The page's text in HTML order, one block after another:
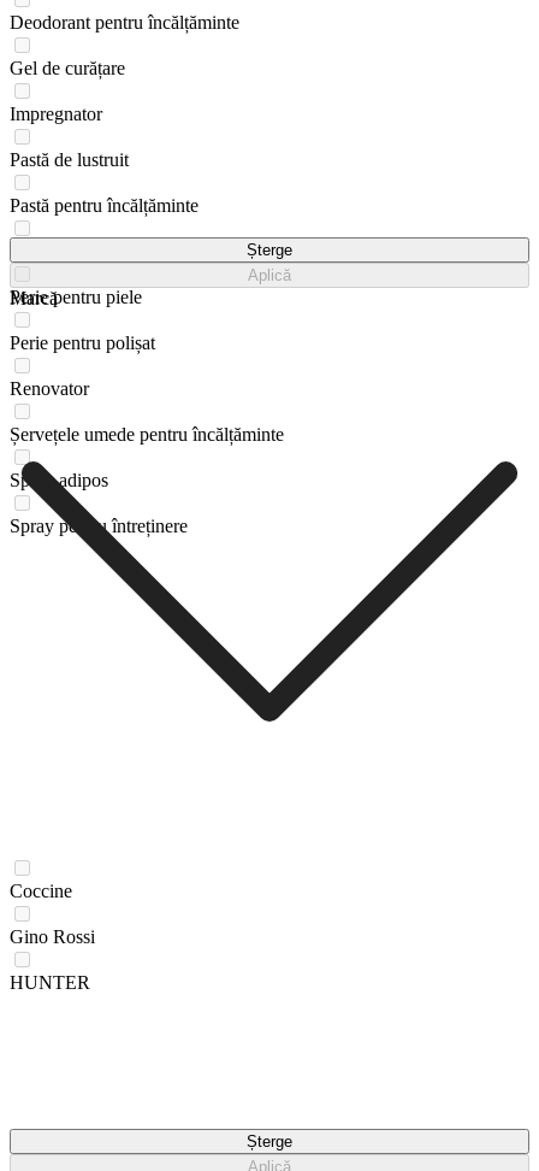
Deodorant pentru încălțăminte
Gel de curățare
Impregnator
Pastă de lustruit
Pastă pentru încălțăminte
Perie pentru piele
Perie pentru polișat
Renovator
Șervețele umede pentru încălțăminte
Spray adipos
Spray pentru întreținere
Șterge
Aplică
Marcă
Coccine
Gino Rossi
HUNTER
Șterge
Aplică